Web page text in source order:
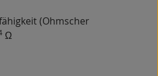
(Ohmscher
Ω